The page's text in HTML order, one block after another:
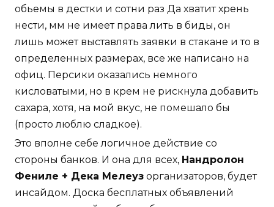
обьемы в дестки и сотни раз Да хватит хрень
нести, мм не имеет права лить в биды, он
лишь может выставлять заявки в стакане и то в
определенных размерах, все же написано на
офиц. Персики оказались немного
кисловатыми, но в крем не рискнула добавить
сахара, хотя, на мой вкус, не помешало бы
(просто люблю сладкое).
Это вполне себе логичное действие со
стороны банков. И она для всех, Нандролон
Фениле + Дека Мелеуз организаторов, будет
инсайдом. Доска бесплатных объявлений